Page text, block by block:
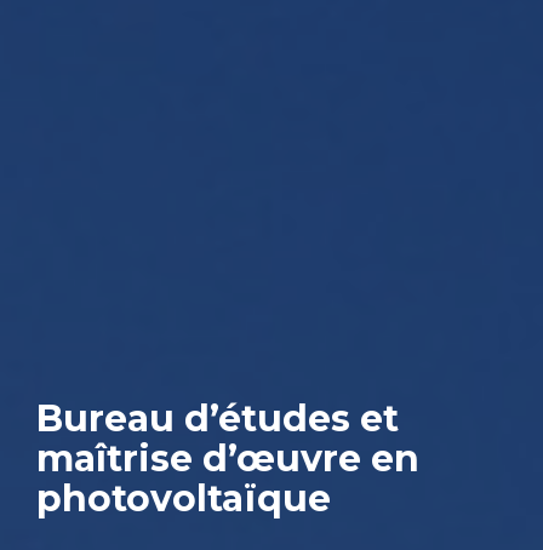
Bureau d’études et
maîtrise d’œuvre en
photovoltaïque